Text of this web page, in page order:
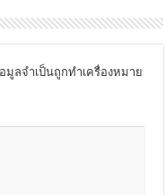
มูลจำเป็นถูกทำเครื่องหมาย